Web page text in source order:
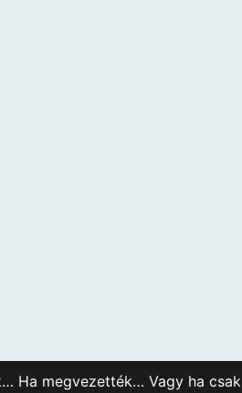
Ha megvezették… Vagy ha csak